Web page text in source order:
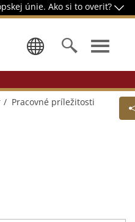
únie. Ako si to overiť?
Výber
Pracovné príležitosti